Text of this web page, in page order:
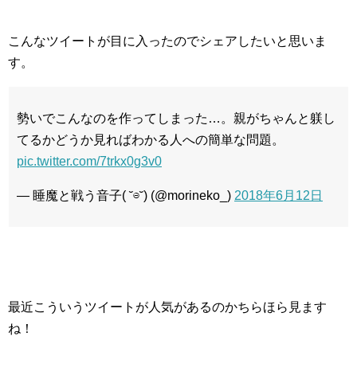
こんなツイートが目に入ったのでシェアしたいと思いま
す。
勢いでこんなのを作ってしまった…。親がちゃんと躾し
てるかどうか見ればわかる人への簡単な問題。
pic.twitter.com/7trkx0g3v0
— 睡魔と戦う音子( ˘⊖˘) (@morineko_) 2018年6月12日
最近こういうツイートが人気があるのかちらほら見ます
ね！